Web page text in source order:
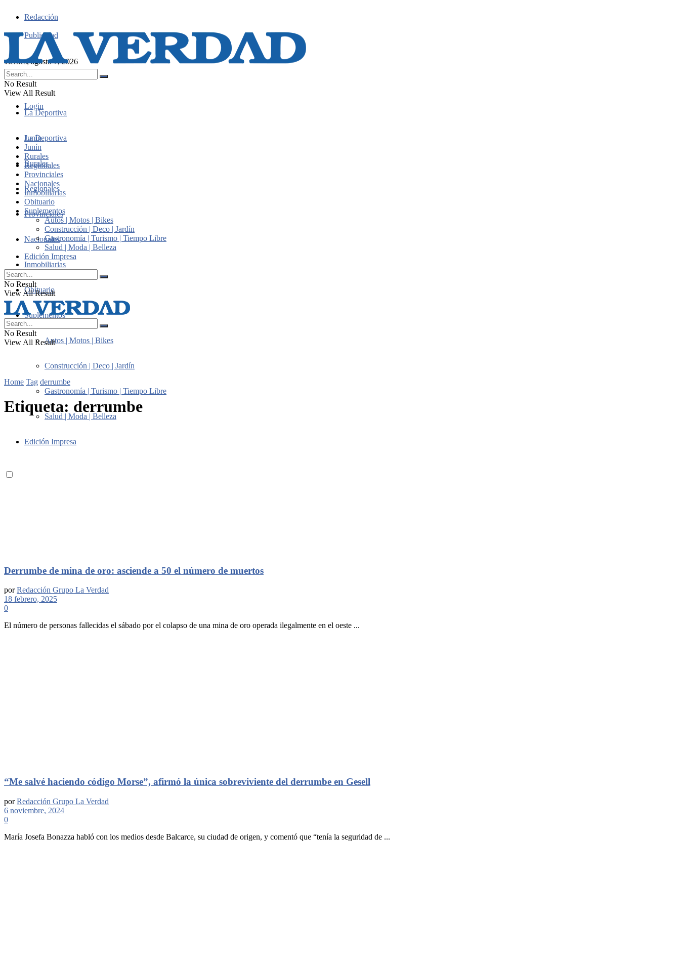
Redacción
Publicidad
viernes, agosto 7, 2026
Login
No Result
View All Result
La Deportiva
Junín
Rurales
Regionales
Provinciales
Nacionales
Inmobiliarias
Obituario
Suplementos
Autos | Motos | Bikes
Construcción | Deco | Jardín
Gastronomía | Turismo | Tiempo Libre
Salud | Moda | Belleza
Edición Impresa
La Deportiva
Junín
Rurales
Regionales
Provinciales
Nacionales
Inmobiliarias
Obituario
Suplementos
Autos | Motos | Bikes
Construcción | Deco | Jardín
Gastronomía | Turismo | Tiempo Libre
Salud | Moda | Belleza
Edición Impresa
No Result
View All Result
No Result
View All Result
Home Tag derrumbe
Etiqueta: derrumbe
Derrumbe de mina de oro: asciende a 50 el número de muertos
por Redacción Grupo La Verdad
18 febrero, 2025
0
El número de personas fallecidas el sábado por el colapso de una mina de oro operada ilegalmente en el oeste ...
“Me salvé haciendo código Morse”, afirmó la única sobreviviente del derrumbe en Gesell
por Redacción Grupo La Verdad
6 noviembre, 2024
0
María Josefa Bonazza habló con los medios desde Balcarce, su ciudad de origen, y comentó que “tenía la seguridad de ...